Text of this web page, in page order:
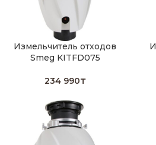
Измельчитель отходов
Smeg KITFD075
234 990₸